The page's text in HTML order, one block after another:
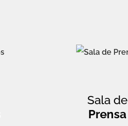
Sala de
Prensa